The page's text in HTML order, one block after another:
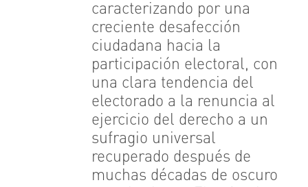
caracterizando por una
creciente desafección
ciudadana hacia la
participación electoral, con
una clara tendencia del
electorado a la renuncia al
ejercicio del derecho a un
sufragio universal
recuperado después de
muchas décadas de oscuro